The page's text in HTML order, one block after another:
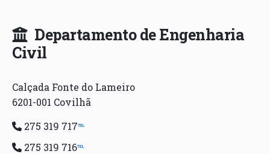
Departamento de Engenharia
Civil
Calçada Fonte do Lameiro
6201-001 Covilhã
275 319 717℡
275 319 716℡